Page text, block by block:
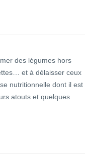
des légumes hors
et à délaisser ceux
nutritionnelle dont il est
atouts et quelques